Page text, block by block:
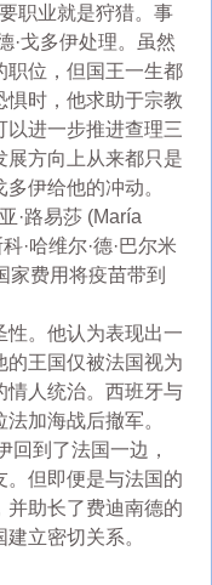
职业就是狩猎。事
·戈多伊处理。虽然
职位，但国王一生都
惧时，他求助于宗教
以进一步推进查理三
展方向上从来都只是
伊给他的冲动。
·路易莎 (María
·哈维尔·德·巴尔米
家费用将疫苗带到
性。他认为表现出一
的王国仅被法国视为
情人统治。西班牙与
加海战后撤军。
回到了法国一边，
。但即便是与法国的
并助长了费迪南德的
立密切关系。